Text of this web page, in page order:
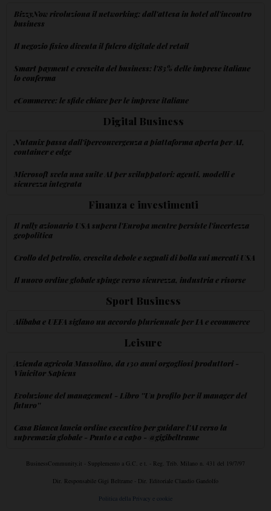
BizzyNow rivoluziona il networking: dall'attesa in hotel all'incontro
business
Il negozio fisico diventa il fulcro digitale del retail
Smart payment e crescita del business: l'83% delle imprese italiane
lo conferma
eCommerce: le sfide chiave per le imprese italiane
Digital Business
Nutanix passa dall'iperconvergenza a piattaforma aperta per AI,
container e edge
Microsoft svela una suite AI per sviluppatori: agenti, modelli e
sicurezza integrata
Finanza e investimenti
Il rally azionario USA supera l'Europa mentre persiste l'incertezza
geopolitica
Crollo del petrolio, crescita debole e segnali di bolla sui mercati USA
Il nuovo ordine globale spinge verso sicurezza, industria e risorse
Sport Business
Alibaba e UEFA siglano un accordo pluriennale per IA e ecommerce
Leisure
Azienda agricola Massolino, da 130 anni orgogliosi produttori -
Vinicitor Sapiens
Evoluzione del management - Libro ''Un profilo per il manager del
futuro''
Casa Bianca lancia ordine esecutivo per guidare l'AI verso la
supremazia globale - Punto e a capo - @gigibeltrame
BusinessCommunity.it - Supplemento a G.C. e t. - Reg. Trib. Milano n. 431 del 19/7/97
Dir. Responsabile Gigi Beltrame - Dir. Editoriale Claudio Gandolfo
Politica della Privacy e cookie